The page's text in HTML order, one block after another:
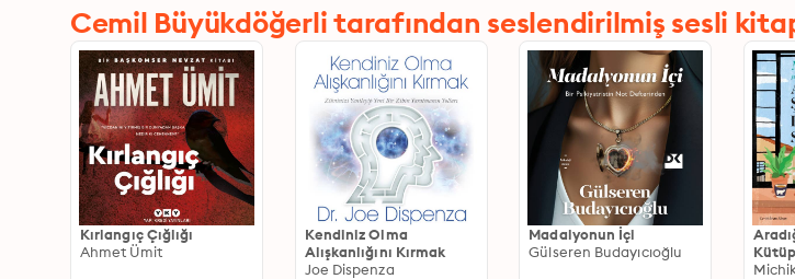
Cemil Büyükdöğerli tarafından seslendirilmiş sesli
Kırlangıç Çığlığı
Ahmet Ümit
Kendiniz Olma
Alışkanlığını Kırmak
Joe Dispenza
Madalyonun İçi
Gülseren Budayıcıoğlu